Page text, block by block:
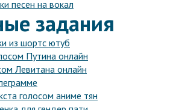
песен на вокал
задания
из шортс ютуб
Путина онлайн
Левитана онлайн
голосом аниме тян